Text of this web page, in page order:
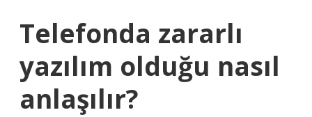
Telefonda zararlı
yazılım olduğu nasıl
anlaşılır?